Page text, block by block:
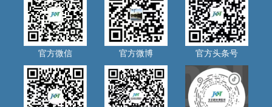
官方微信 官方微博 官方头条号